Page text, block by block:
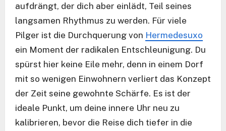
aufdrängt, der dich aber einlädt, Teil seines
langsamen Rhythmus zu werden. Für viele
Pilger ist die Durchquerung von Hermedesuxo
ein Moment der radikalen Entschleunigung. Du
spürst hier keine Eile mehr, denn in einem Dorf
mit so wenigen Einwohnern verliert das Konzept
der Zeit seine gewohnte Schärfe. Es ist der
ideale Punkt, um deine innere Uhr neu zu
kalibrieren, bevor die Reise dich tiefer in die